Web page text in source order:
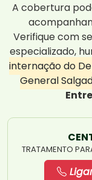
A cobertura
Verifique com
especializado,
internação do
General
TRATAMENTO